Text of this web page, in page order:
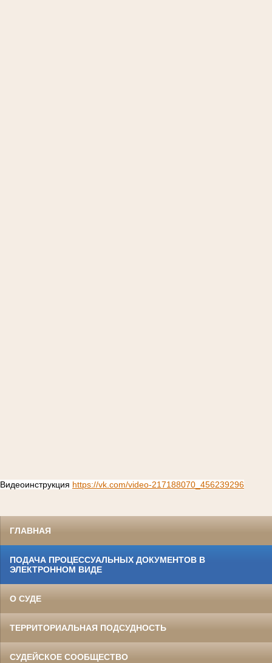
Видеоинструкция https://vk.com/video-217188070_456239296
ГЛАВНАЯ
ПОДАЧА ПРОЦЕССУАЛЬНЫХ ДОКУМЕНТОВ В
ЭЛЕКТРОННОМ ВИДЕ
О СУДЕ
ТЕРРИТОРИАЛЬНАЯ ПОДСУДНОСТЬ
СУДЕЙСКОЕ СООБЩЕСТВО